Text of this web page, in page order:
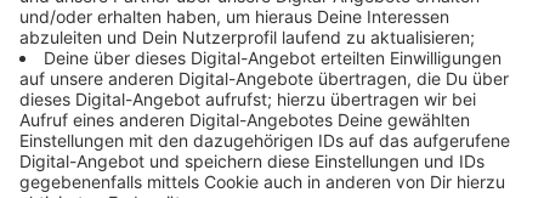
Supermarktes wurde im Büro von einem Unbekannten
mit einem Messer bedroht, er forderte Bargeld. Er
konnte laut Anklage mit 4.000 Euro flüchten, darunter
war viel Münzgeld.
Nach Angaben einer Gerichtssprecherin war vor dem
Markt eine Scheibe Brot gefunden worden. Es sei die